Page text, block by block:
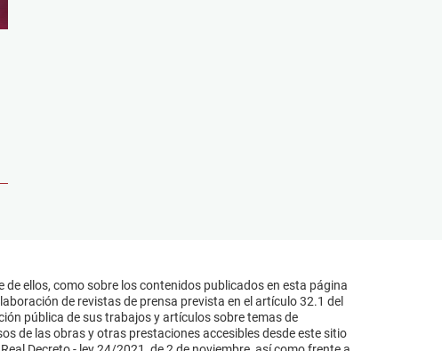
ellos, como sobre los contenidos publicados en esta página
de revistas de prensa prevista en el artículo 32.1 del
pública de sus trabajos y artículos sobre temas de
de las obras y otras prestaciones accesibles desde este sitio